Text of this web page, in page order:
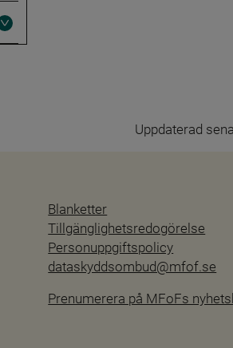
Fäll
ut
Uppdaterad
Blanketter
Tillgänglighetsredogörelse
Personuppgiftspolicy
dataskyddsombud@mfof.se
Prenumerera på MFoFs